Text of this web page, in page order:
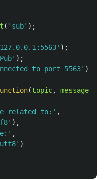
( ' sub' );
' );
' );
to port 5563' );
(topic, message
related to: ' ,
' ),
' ,
utf8' )